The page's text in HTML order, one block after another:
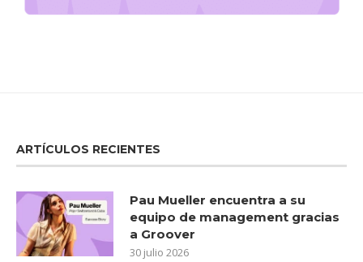
ARTÍCULOS RECIENTES
Pau Mueller encuentra a su
equipo de management gracias
a Groover
30 julio 2026